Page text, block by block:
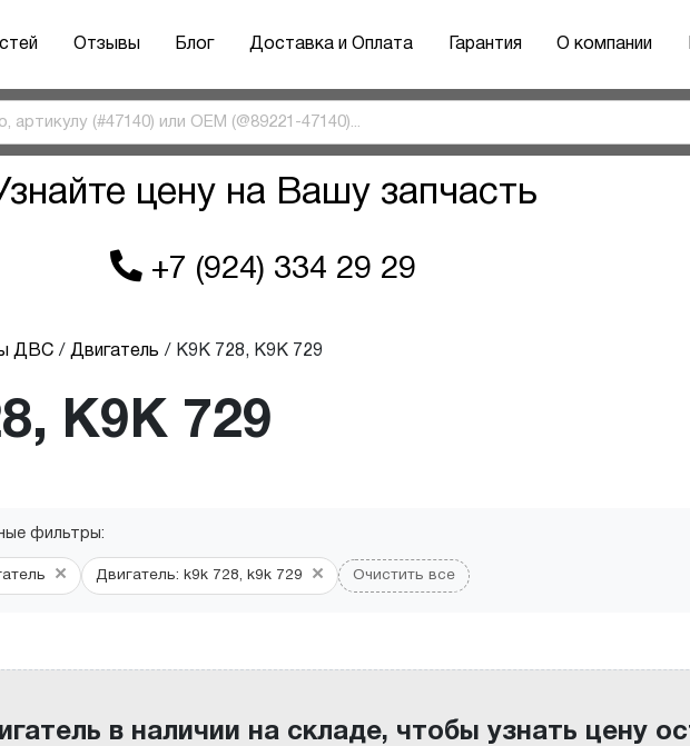
Отзывы Блог Доставка и Оплата Гарантия О компании
цену на Вашу запчасть
+7 (924) 334 29 29
ДВС Двигатель K9K 728, K9K 729
K9K 729
фильтры:
× Двигатель: k9k 728, k9k 729 × Очистить все
в наличии на складе, чтобы узнать цену